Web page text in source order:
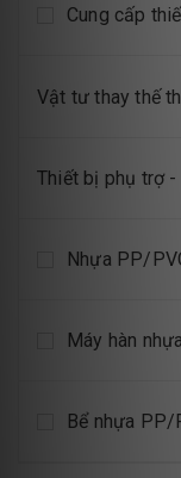
Cung cấp
Vật tư thay thế
Thiết bị phụ trợ
Nhựa PP/
Máy hàn
Bể nhựa PP/